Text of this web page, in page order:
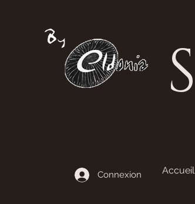
S
Connexion Accueil